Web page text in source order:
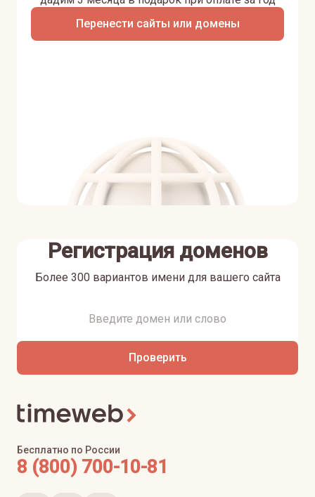
Перенести сайты или домены
Регистрация доменов
Более 300 вариантов имени для вашего сайта
Проверить
Бесплатно по России
8 (800) 700-10-81